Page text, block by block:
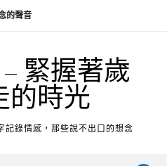
音
緊握著歲
的時光
記錄情感，那些說不出口的想念